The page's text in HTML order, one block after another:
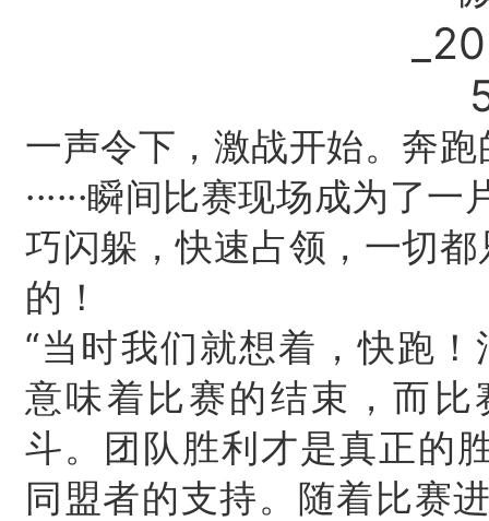
一声令下，激战开始。 奔跑
······瞬间比赛现场成为了
巧闪躲，快速占领，一切
的！
“当时我们就想着，快跑！
意味着比赛的结束，而
斗。 团队胜利才是真正的
同盟者的支持。 随着比赛